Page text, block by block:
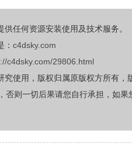
任何资源安装使用及技术服务。
c4dsky.com
c4dsky.com/29806.html
使用，版权归属原版权方所有
则一切后果请您自行承担，如